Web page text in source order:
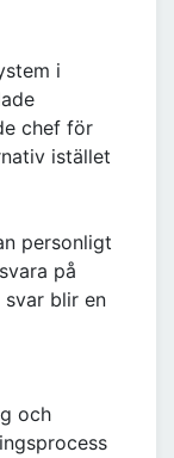
i
chef för
istället
personligt
på
blir en
och